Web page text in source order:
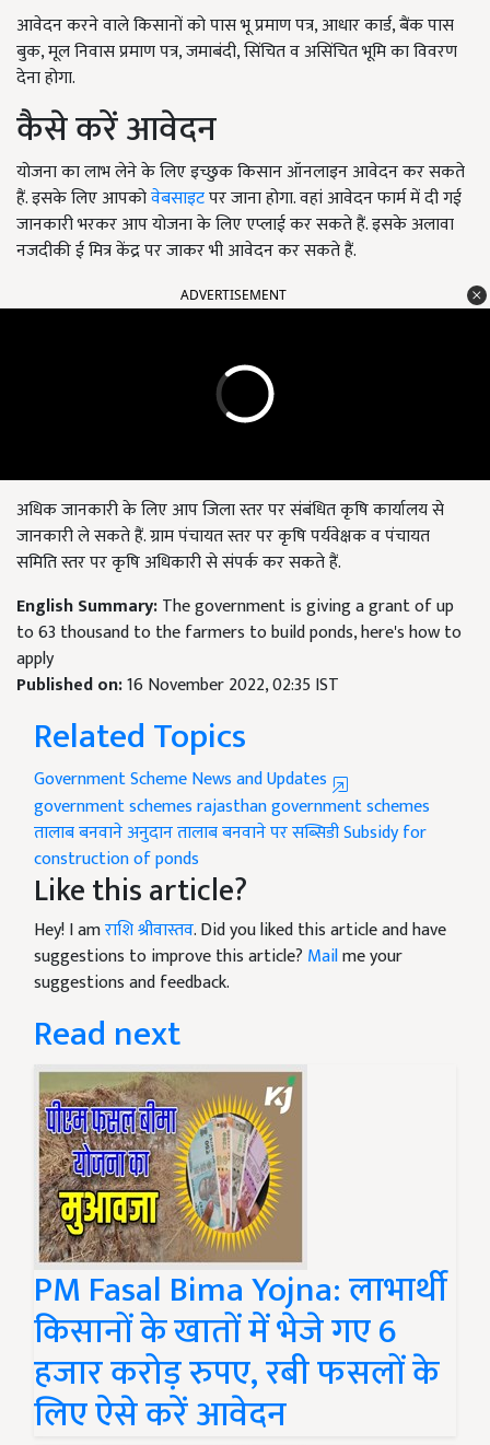
आवेदन करने वाले किसानों को पास भू प्रमाण पत्र, आधार कार्ड, बैंक पास
बुक, मूल निवास प्रमाण पत्र, जमाबंदी, सिंचित व असिंचित भूमि का विवरण
देना होगा.
कैसे करें आवेदन
योजना का लाभ लेने के लिए इच्छुक किसान ऑनलाइन आवेदन कर सकते
हैं. इसके लिए आपकोवेबसाइटपर जाना होगा. वहां आवेदन फार्म में दी गई
जानकारी भरकर आप योजना के लिए एप्लाई कर सकते हैं. इसके अलावा
नजदीकी ई मित्र केंद्र पर जाकर भी आवेदन कर सकते हैं.
ADVERTISEMENT
अधिक जानकारी के लिए आप जिला स्तर पर संबंधित कृषि कार्यालय से
जानकारी ले सकते हैं. ग्राम पंचायत स्तर पर कृषि पर्यवेक्षक व पंचायत
समिति स्तर पर कृषि अधिकारी से संपर्क कर सकते हैं.
English Summary:The government is giving a grant of up
to 63 thousand to the farmers to build ponds, here's how to
apply
Published on:16 November 2022, 02:35 IST
Related Topics
Government Scheme News and Updates
government schemesrajasthan government schemes
तालाब बनवाने अनुदानतालाब बनवाने पर सब्सिडीSubsidy for
construction of ponds
Like this article?
Hey! I amराशि श्रीवास्तव. Did you liked this article and have
suggestions to improve this article? Mailme your
suggestions and feedback.
Read next
PM Fasal Bima Yojna: लाभार्थी
किसानों के खातों में भेजे गए 6
हजार करोड़ रुपए, रबी फसलों के
लिए ऐसे करें आवेदन